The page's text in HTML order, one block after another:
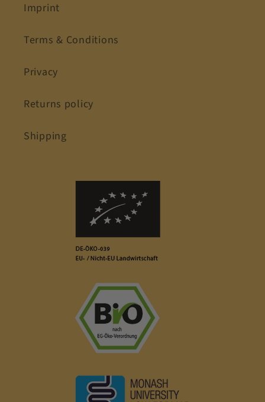
Imprint
Terms & Conditions
Privacy
Returns policy
Shipping